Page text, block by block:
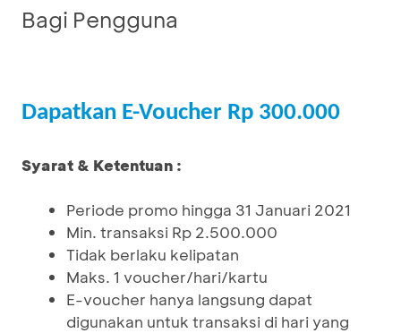
Bagi Pengguna
Dapatkan E-Voucher Rp 300.000
Syarat & Ketentuan :
Periode promo hingga 31 Januari 2021
Min. transaksi Rp 2.500.000
Tidak berlaku kelipatan
Maks. 1 voucher/hari/kartu
E-voucher hanya langsung dapat
digunakan untuk transaksi di hari yang